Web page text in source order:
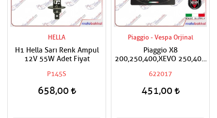
HELLA
H1 Hella Sarı Renk Ampul
12V 55W Adet Fiyat
P145S
658,00
Piaggio - Vespa Orjinal
Piaggio X8
200,250,400,XEVO 250,400
622017
451,00